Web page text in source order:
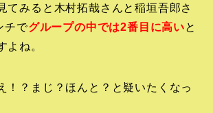
てみると木村拓哉さんと稲垣吾郎さ
チでグループの中では2番目に高いと
よね。
！？まじ？ほんと？と疑いたくなっ